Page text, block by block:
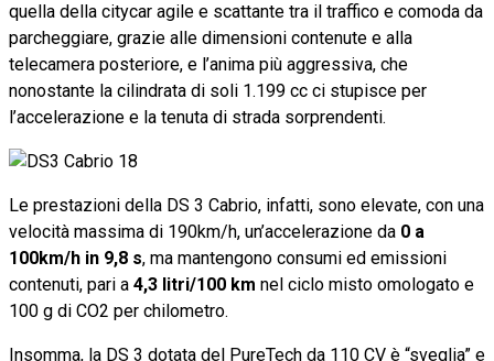
quella della citycar agile e scattante tra il traffico e comoda da
parcheggiare, grazie alle dimensioni contenute e alla
telecamera posteriore, e l’anima più aggressiva, che
nonostante la cilindrata di soli 1.199 cc ci stupisce per
l’accelerazione e la tenuta di strada sorprendenti.
Le prestazioni della DS 3 Cabrio, infatti, sono elevate, con una
velocità massima di 190km/h, un’accelerazione da 0 a
100km/h in 9,8 s, ma mantengono consumi ed emissioni
contenuti, pari a 4,3 litri/100 km nel ciclo misto omologato e
100 g di CO2 per chilometro.
Insomma, la DS 3 dotata del PureTech da 110 CV è “sveglia” e